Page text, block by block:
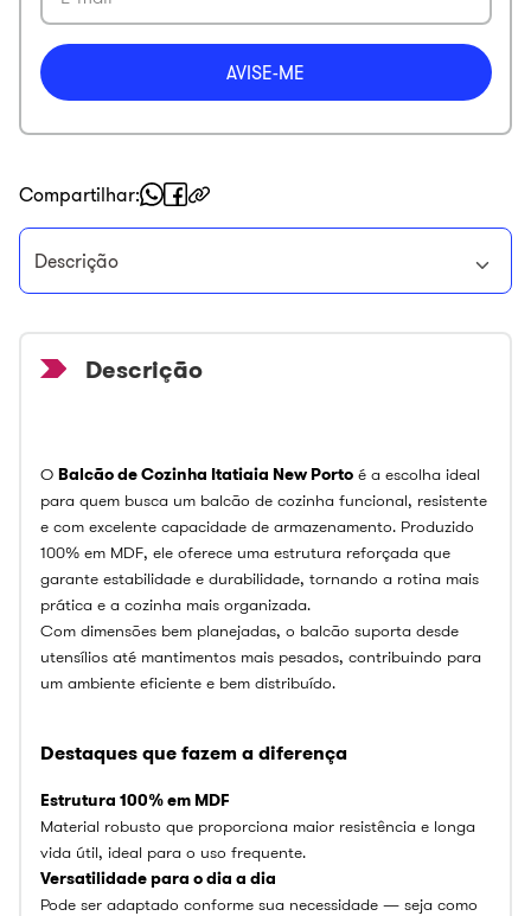
Compartilhar
Descrição
O Balcão de Cozinha Itatiaia New Porto é a escolha ideal
para quem busca um balcão de cozinha funcional, resistente
e com excelente capacidade de armazenamento. Produzido
100% em MDF, ele oferece uma estrutura reforçada que
garante estabilidade e durabilidade, tornando a rotina mais
prática e a cozinha mais organizada.
Com dimensões bem planejadas, o balcão suporta desde
utensílios até mantimentos mais pesados, contribuindo para
um ambiente eficiente e bem distribuído.
Destaques que fazem a diferença
Estrutura 100% em MDF
Material robusto que proporciona maior resistência e longa
vida útil, ideal para o uso frequente.
Versatilidade para o dia a dia
Pode ser adaptado conforme sua necessidade — seja como